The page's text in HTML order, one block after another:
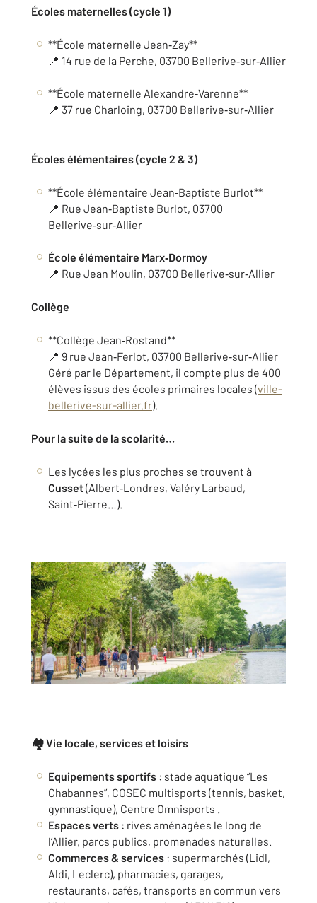
Écoles maternelles (cycle 1)
**École maternelle Jean‑Zay**
📍 14 rue de la Perche, 03700 Bellerive‑sur‑Allier
**École maternelle Alexandre‑Varenne**
📍 37 rue Charloing, 03700 Bellerive‑sur‑Allier
Écoles élémentaires (cycle 2 & 3)
**École élémentaire Jean‑Baptiste Burlot**
📍 Rue Jean‑Baptiste Burlot, 03700
Bellerive‑sur‑Allier
École élémentaire Marx‑Dormoy
📍 Rue Jean Moulin, 03700 Bellerive‑sur‑Allier
Collège
**Collège Jean‑Rostand**
📍 9 rue Jean‑Ferlot, 03700 Bellerive‑sur‑Allier
Géré par le Département, il compte plus de 400
élèves issus des écoles primaires locales (ville-
bellerive-sur-allier.fr).
Pour la suite de la scolarité…
Les lycées les plus proches se trouvent à
Cusset(Albert‑Londres, Valéry Larbaud,
Saint‑Pierre…).
🏘️ Vie locale, services et loisirs
Equipements sportifs : stade aquatique “Les
Chabannes”, COSEC multisports (tennis, basket,
gymnastique), Centre Omnisports .
Espaces verts : rives aménagées le long de
l’Allier, parcs publics, promenades naturelles.
Commerces & services : supermarchés (Lidl,
Aldi, Leclerc), pharmacies, garages,
restaurants, cafés, transports en commun vers